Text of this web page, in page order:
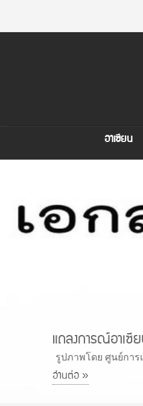
อาเซียน
ASEAN SMART
รูปภาพโดย https://
อ่านต่อ »